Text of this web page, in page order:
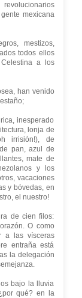
mexicana
mestizos,
todos ellos
a los
han venido
inesperado
lonja de
irrisión!), de
pan, azul de
mate de
y los
vacaciones
y bóvedas, en
el nuestro!
de cien filos:
O como
a las vísceras
entraña está
la delegación
bajo la lluvia
qué? en la